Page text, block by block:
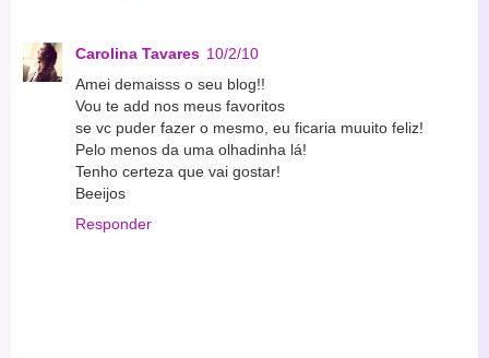
Carolina Tavares 10/2/10
Amei demaisss o seu blog!!
Vou te add nos meus favoritos
se vc puder fazer o mesmo, eu ficaria muuito feliz!
Pelo menos da uma olhadinha lá!
Tenho certeza que vai gostar!
Beeijos
Responder